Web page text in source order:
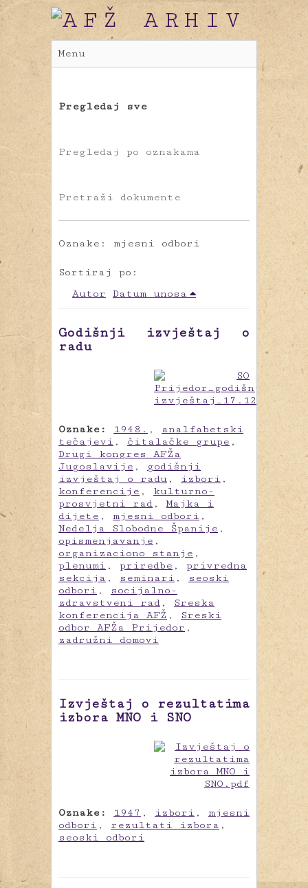
Menu
Pregledaj sve
Pregledaj po oznakama
Pretraži dokumente
Oznake: mjesni odbori
Sortiraj po:
Autor
Datum unosa
Godišnji izvještaj o
radu
Oznake: 1948. ,
analfabetski
tečajevi , čitalačke grupe ,
Drugi kongres AFŽa
Jugoslavije ,
godišnji
izvještaj o radu , izbori ,
konferencije , kulturno-
prosvjetni rad ,Majka i
dijete , mjesni odbori ,
Nedelja Slobodne Španije ,
opismenjavanje ,
organizaciono stanje ,
plenumi , priredbe , privredna
sekcija , seminari ,
seoski
odbori ,
socijalno-
zdravstveni rad ,
Sreska
konferencija AFŽ ,
Sreski
odbor AFŽa Prijedor ,
zadružni domovi
Izvještaj o rezultatima
izbora MNO i SNO
Oznake: 1947 , izbori , mjesni
odbori , rezultati izbora ,
seoski odbori